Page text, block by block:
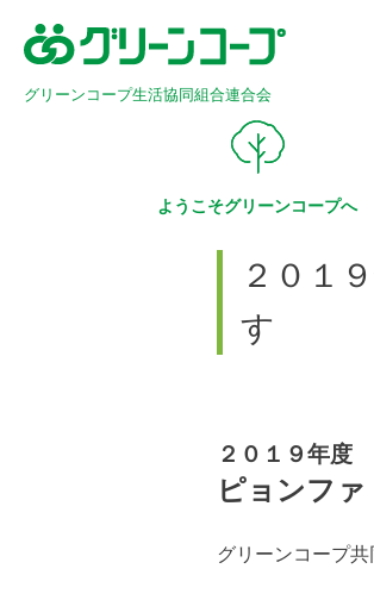
グリーンコープ生活協同組合連合会
ようこそグリーンコープへ
２０１
す
２０１９年度
ピョンフ
グリーンコープ